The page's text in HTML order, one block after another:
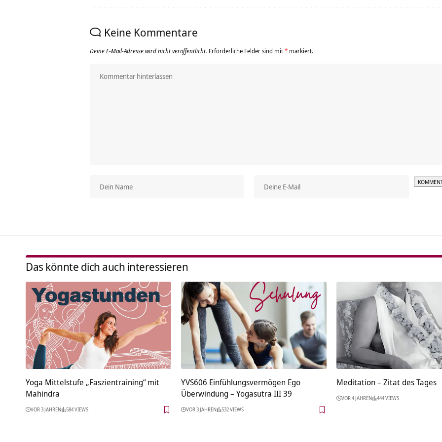
Keine Kommentare
Deine E-Mail-Adresse wird nicht veröffentlicht. Erforderliche Felder sind mit* markiert.
Das könnte dich auch interessieren
Yoga Mittelstufe „Faszientraining“ mit
Mahindra
VOR 3 JAHREN 584 VIEWS
YVS606 Einfühlungsvermögen Ego
Überwindung – Yogasutra III 39
VOR 3 JAHREN 532 VIEWS
Meditation – Zitat des Tages
VOR 4 JAHREN 444 VIEWS